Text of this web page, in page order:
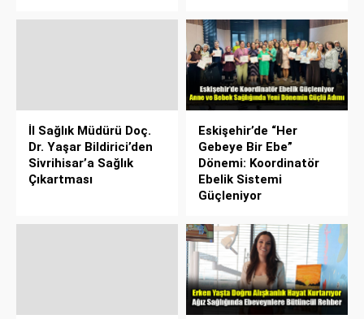
İl Sağlık Müdürü Doç.
Dr. Yaşar Bildirici’den
Sivrihisar’a Sağlık
Çıkartması
Eskişehir’de “Her
Gebeye Bir Ebe”
Dönemi: Koordinatör
Ebelik Sistemi
Güçleniyor